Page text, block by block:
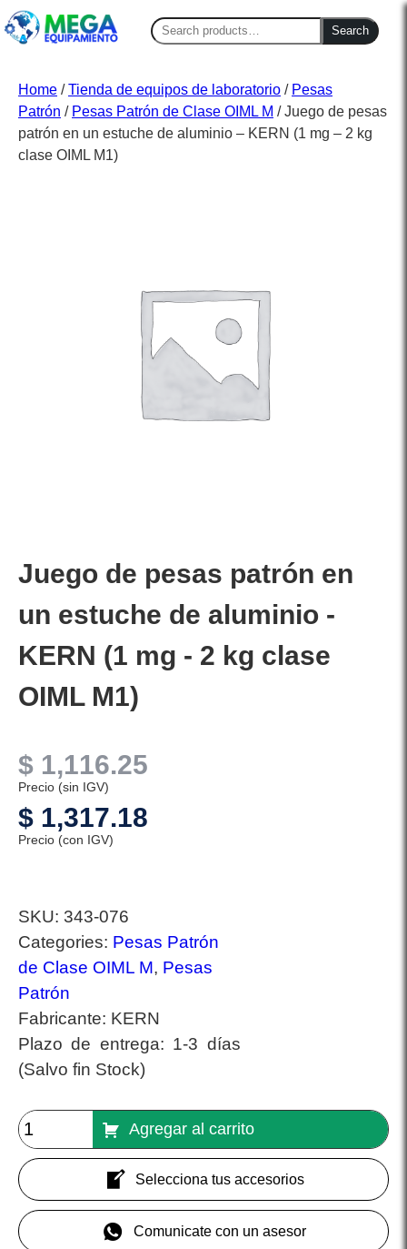
Search
for:
Search
Home /Tienda de equipos de laboratorio / Pesas
Patrón / Pesas Patrón de Clase OIML M / Juego de pesas
patrón en un estuche de aluminio – KERN (1 mg – 2 kg
clase OIML M1)
Juego de pesas patrón en
un estuche de aluminio -
KERN (1 mg - 2 kg clase
OIML M1)
$ 1,116.25
Precio (sin IGV)
$ 1,317.18
Precio (con IGV)
SKU: 343-076
Categories: Pesas Patrón
de Clase OIML M, Pesas
Patrón
Fabricante: KERN
Plazo de entrega: 1-3 días
(Salvo fin Stock)
Agregar al carrito
Selecciona tus accesorios
Comunicate con un asesor